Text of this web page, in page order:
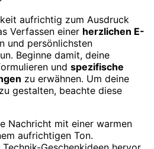
aufrichtig zum Ausdruck
Verfassen einer herzlichen E-
und persönlichsten
Beginne damit, deine
und spezifische
zu erwähnen. Um deine
gestalten, beachte diese
Nachricht mit einer warmen
aufrichtigen Ton.